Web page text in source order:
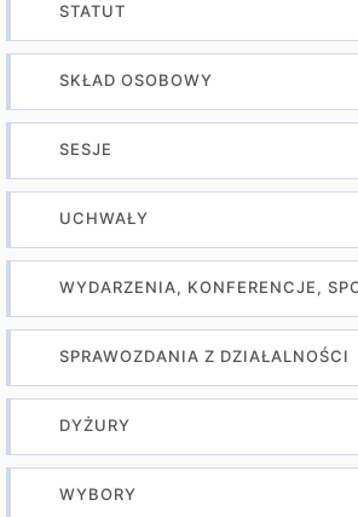
STATUT
SKŁAD OSOBOWY
SESJE
UCHWAŁY
WYDARZENIA, KONFERENCJE,
SPRAWOZDANIA Z DZIAŁALNOŚCI
DYŻURY
WYBORY